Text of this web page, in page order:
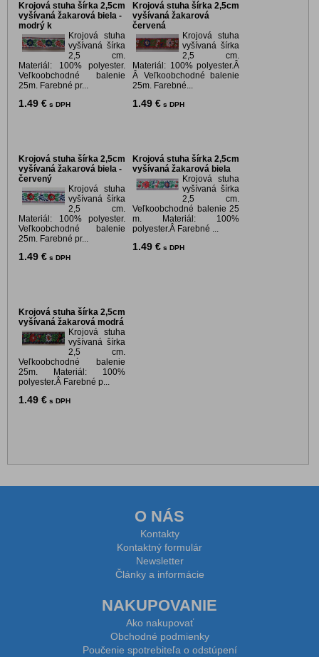
Krojová stuha šírka 2,5cm
vyšívaná žakarová biela -
modrý k
Krojová stuha
vyšívaná šírka
2,5 cm.
Materiál: 100% polyester.
Veľkoobchodné balenie
25m. Farebné pr...
1.49 € s DPH
Krojová stuha šírka 2,5cm
vyšívaná žakarová
červená
Krojová stuha
vyšívaná šírka
2,5 cm.
Materiál: 100% polyester.Â
Â Veľkoobchodné balenie
25m. Farebné...
1.49 € s DPH
Krojová stuha šírka 2,5cm
vyšívaná žakarová biela -
červený
Krojová stuha
vyšívaná šírka
2,5 cm.
Materiál: 100% polyester.
Veľkoobchodné balenie
25m. Farebné pr...
1.49 € s DPH
Krojová stuha šírka 2,5cm
vyšívaná žakarová biela
Krojová stuha
vyšívaná šírka
2,5 cm.
Veľkoobchodné balenie 25
m. Materiál: 100%
polyester.Â Farebné ...
1.49 € s DPH
Krojová stuha šírka 2,5cm
vyšívaná žakarová modrá
Krojová stuha
vyšívaná šírka
2,5 cm.
Veľkoobchodné balenie
25m. Materiál: 100%
polyester.Â Farebné p...
1.49 € s DPH
O NÁS
Kontakty
Kontaktný formulár
Newsletter
Články a informácie
NAKUPOVANIE
Ako nakupovať
Obchodné podmienky
Poučenie spotrebiteľa o odstúpení